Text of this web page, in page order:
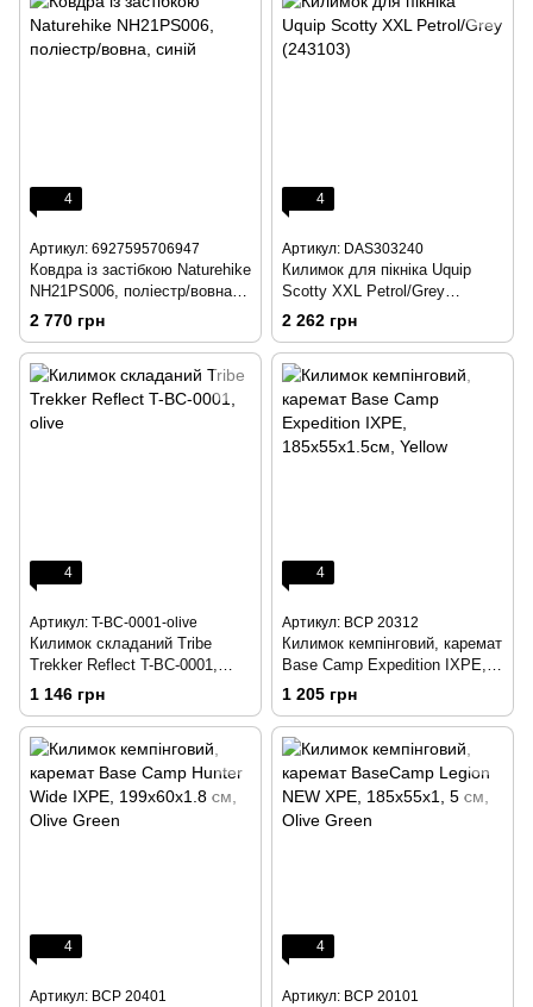
4
Артикул: 6927595706947
Ковдра із застібкою Naturehike
NH21PS006, поліестр/вовна,
синій
2 770 грн
4
Артикул: DAS303240
Килимок для пікніка Uquip
Scotty XXL Petrol/Grey
(243103)
2 262 грн
4
Артикул: T-BC-0001-olive
Килимок складаний Tribe
Trekker Reflect T-BC-0001,
olive
1 146 грн
4
Артикул: BCP 20312
Килимок кемпінговий, каремат
Base Camp Expedition IXPE,
185x55x1.5см, Yellow
1 205 грн
4
Артикул: BCP 20401
4
Артикул: BCP 20101